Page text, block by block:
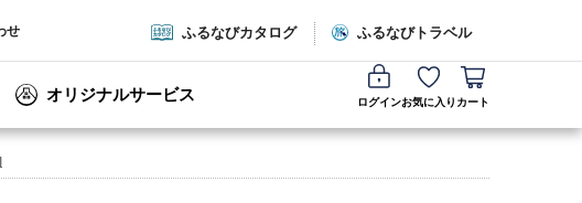
せ ふるなびカタログ ふるなびトラベル
オリジナルサービス ログインお気に入り カート